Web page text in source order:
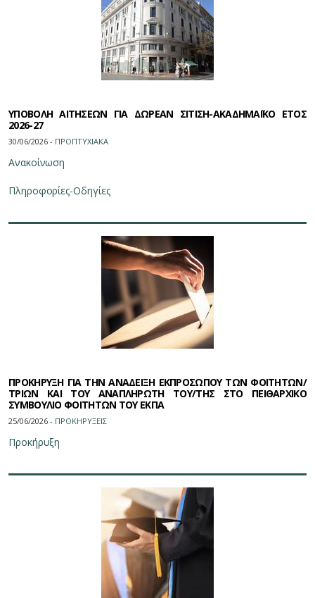
ΥΠΟΒΟΛΗ ΑΙΤΗΣΕΩΝ ΓΙΑ ΔΩΡΕΑΝ ΣΙΤΙΣΗ-ΑΚΑΔΗΜΑΪΚΟ ΕΤΟΣ
2026-27
30/06/2026 - ΠΡΟΠΤΥΧΙΑΚΑ
Ανακοίνωση
Πληροφορίες-Οδηγίες
ΠΡΟΚΗΡΥΞΗ ΓΙΑ ΤΗΝ ΑΝΑΔΕΙΞΗ ΕΚΠΡΟΣΩΠΟΥ ΤΩΝ ΦΟΙΤΗΤΩΝ/
ΤΡΙΩΝ ΚΑΙ ΤΟΥ ΑΝΑΠΛΗΡΩΤΗ ΤΟΥ/ΤΗΣ ΣΤΟ ΠΕΙΘΑΡΧΙΚΟ
ΣΥΜΒΟΥΛΙΟ ΦΟΙΤΗΤΩΝ ΤΟΥ ΕΚΠΑ
25/06/2026 - ΠΡΟΚΗΡΥΞΕΙΣ
Προκήρυξη